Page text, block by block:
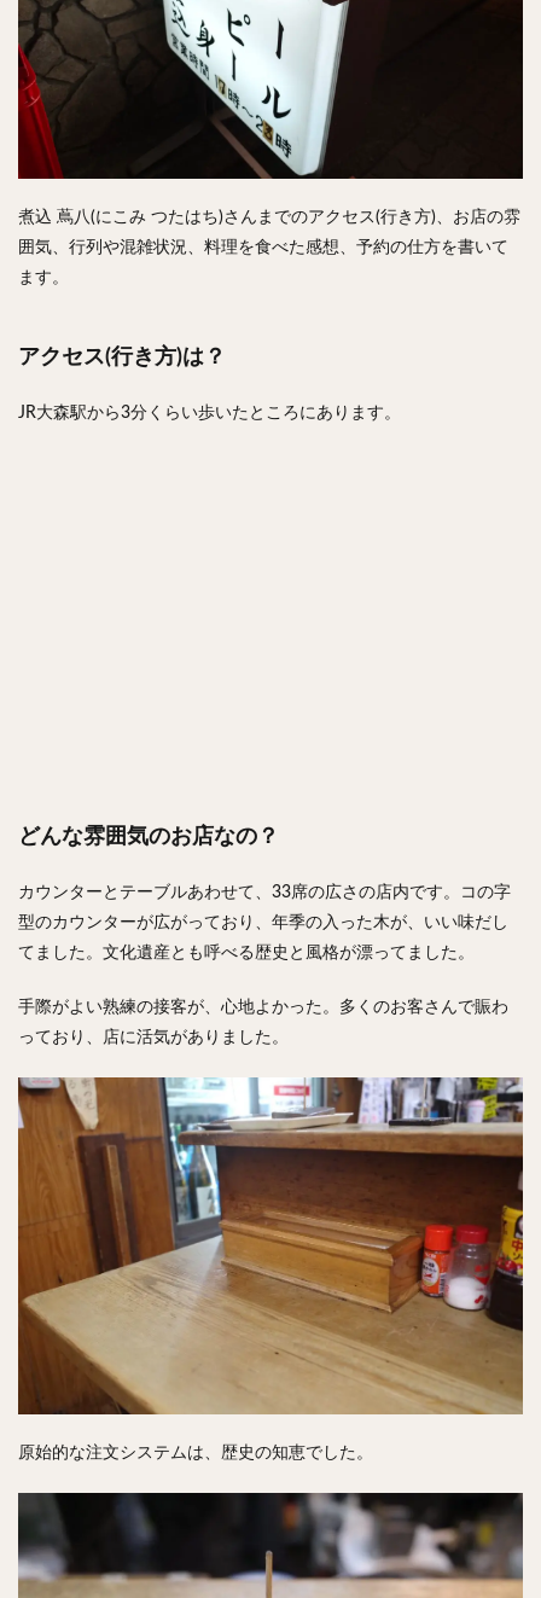
煮込 蔦八(にこみ つたはち)さんまでのアクセス(行き方)、お店の雰
囲気、行列や混雑状況、料理を食べた感想、予約の仕方を書いて
ます。
アクセス(行き方)は？
JR大森駅から3分くらい歩いたところにあります。
どんな雰囲気のお店なの？
カウンターとテーブルあわせて、33席の広さの店内です。コの字
型のカウンターが広がっており、年季の入った木が、いい味だし
てました。文化遺産とも呼べる歴史と風格が漂ってました。
手際がよい熟練の接客が、心地よかった。多くのお客さんで賑わ
っており、店に活気がありました。
原始的な注文システムは、歴史の知恵でした。